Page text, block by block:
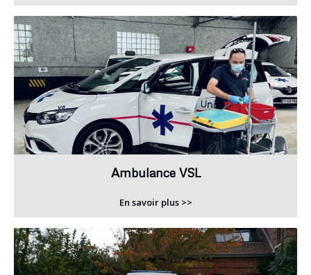
Ambulance VSL
En savoir plus >>